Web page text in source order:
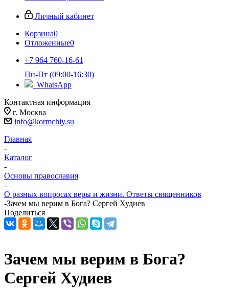
Личный кабинет
Корзина0
Отложенные0
+7 964 760-16-61
Пн-Пт (09:00-16:30)
WhatsApp
Контактная информация
г. Москва
info@kormchiy.su
Главная
-
Каталог
-
Основы православия
-
О разных вопросах веры и жизни. Ответы священников
-Зачем мы верим в Бога? Сергей Худиев
Поделиться
Зачем мы верим в Бога?
Сергей Худиев